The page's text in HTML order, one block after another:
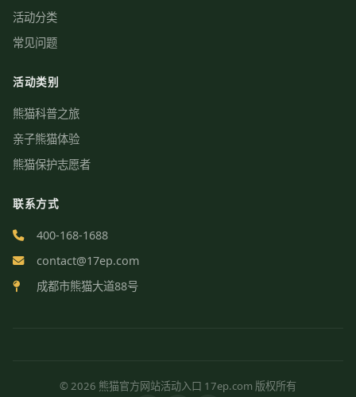
活动分类
常见问题
活动类别
熊猫科普之旅
亲子熊猫体验
熊猫保护志愿者
联系方式
400-168-1688
contact@17ep.com
成都市熊猫大道88号
© 2026 熊猫官方网站活动入口 17ep.com 版权所有